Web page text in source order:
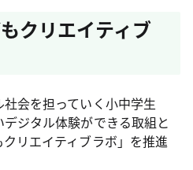
クリエイティブ
会を担っていく小中学生
ジタル体験ができる取組と
リエイティブラボ」を推進